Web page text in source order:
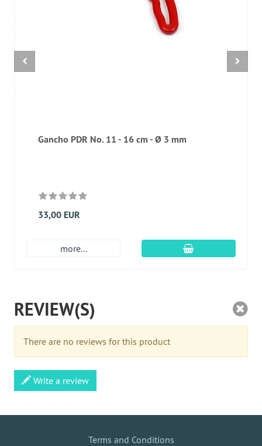
Gancho PDR No. 11 - 16 cm - Ø 3 mm
33,00 EUR
more... En el carro de
REVIEW(S)
There are no reviews for this product
Write a review
Terms and Conditions